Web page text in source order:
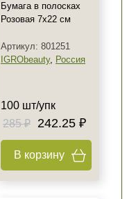
Бумага в полосках
Розовая 7х22 см
Артикул: 801251
IGRObeauty, Россия
100 шт/упк
285 ₽
242.25 ₽
В корзину